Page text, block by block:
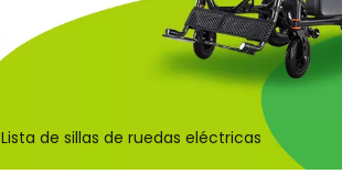
Lista de sillas de ruedas eléctricas